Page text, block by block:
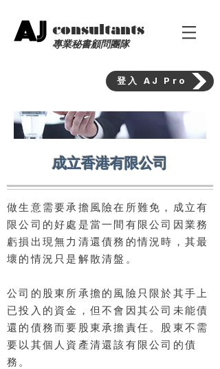
AJ consultants
專業秘書顧問團隊
登入 AJ Pro
成立香港有限公司
做生意需要承擔風險在所難免，成立有
限公司的好處是當一間有限公司因業務
虧損出現無力清還債務的情況時，其最
壞的情況只是解散清盤。
公司的股東所承擔的風險只限於其手上
已投入的資金，但不會因其公司未能債
還的債務而要股東承擔責任。股東不需
要以其個人資產清還該有限公司的債
務。